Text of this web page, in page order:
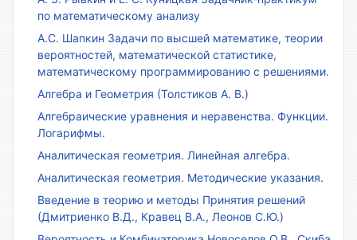
по математическому анализу
А.С. Шапкин Задачи по высшей математике, теории
вероятностей, математической статистике,
математическому программированию с решениями.
Алгебра и Геометрия (Толстиков А. В.)
Алгебраические уравнения и неравенства. Функции.
Логарифмы.
Аналитическая геометрия. Линейная алгебра.
Аналитическая геометрия. Методические указания.
Введение в теорию и методы Принятия решений
(Дмитриенко В.Д., Кравец В.А., Леонов С.Ю.)